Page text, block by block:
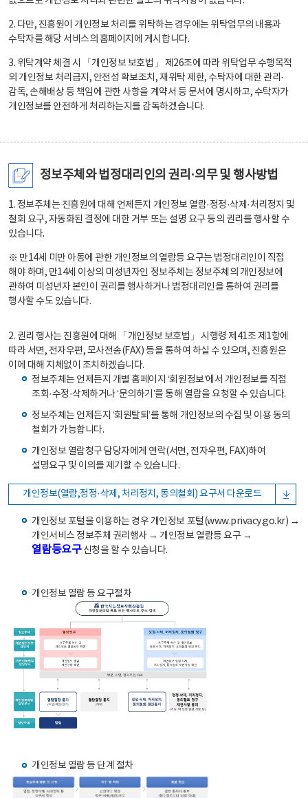
2. 다만, 진흥원이 개인정보 처리를 위탁하는 경우에는 위탁업무의 내용과
수탁자를 해당 서비스의 홈페이지에 게시합니다.
3. 위탁계약 체결 시 「개인정보 보호법」 제26조에 따라 위탁업무 수행목적
외 개인정보 처리금지, 안전성 확보조치, 재위탁 제한, 수탁자에 대한 관리·
감독, 손해배상 등 책임에 관한 사항을 계약서 등 문서에 명시하고, 수탁자가
개인정보를 안전하게 처리하는지를 감독하겠습니다.
정보주체와 법정대리인의 권리·의무 및 행사방법
1. 정보주체는 진흥원에 대해 언제든지 개인정보 열람·정정·삭제·처리정지 및
철회 요구, 자동화된 결정에 대한 거부 또는 설명 요구 등의 권리를 행사할 수
있습니다.
※ 만14세 미만 아동에 관한 개인정보의 열람등 요구는 법정대리인이 직접
해야 하며, 만14세 이상의 미성년자인 정보주체는 정보주체의 개인정보에
관하여 미성년자 본인이 권리를 행사하거나 법정대리인을 통하여 권리를
행사할 수도 있습니다.
2. 권리 행사는 진흥원에 대해 「개인정보 보호법」 시행령 제41조 제1항에
따라 서면, 전자우편, 모사전송(FAX) 등을 통하여 하실 수 있으며, 진흥원은
이에 대해 지체없이 조치하겠습니다.
정보주체는 언제든지 개별 홈페이지 ‘회원정보’에서 개인정보를 직접
조회·수정·삭제하거나 ‘문의하기’를 통해 열람을 요청할 수 있습니다.
정보주체는 언제든지 ‘회원탈퇴’를 통해 개인정보의 수집 및 이용 동의
철회가 가능합니다.
개인정보 열람청구 담당자에게 연락(서면, 전자우편, FAX)하여
설명요구 및 이의를 제기할 수 있습니다.
개인정보(열람,정정·삭제, 처리정지, 동의철회) 요구서 다운로드
개인정보 포털을 이용하는 경우 개인정보 포털(www.privacy.go.kr) →
개인서비스 정보주체 권리행사 → 개인정보 열람등 요구 →
열람등요구신청을 할 수 있습니다.
개인정보 열람 등 요구절차
개인정보 열람 등 단계 절차